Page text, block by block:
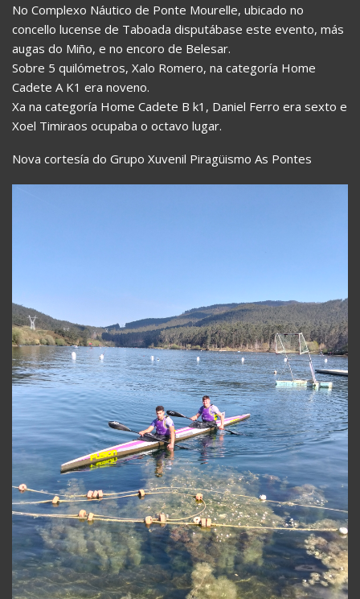
No Complexo Náutico de Ponte Mourelle, ubicado no
concello lucense de Taboada disputábase este evento, más
augas do Miño, e no encoro de Belesar.
Sobre 5 quilómetros, Xalo Romero, na categoría Home
Cadete A K1 era noveno.
Xa na categoría Home Cadete B k1, Daniel Ferro era sexto e
Xoel Timiraos ocupaba o octavo lugar.
Nova cortesía do Grupo Xuvenil Piragüismo As Pontes